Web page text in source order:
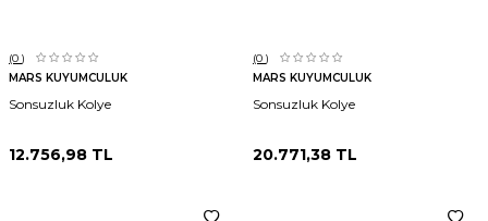
(0 )
MARS KUYUMCULUK
Sonsuzluk Kolye
12.756,98 TL
(0 )
MARS KUYUMCULUK
Sonsuzluk Kolye
20.771,38 TL